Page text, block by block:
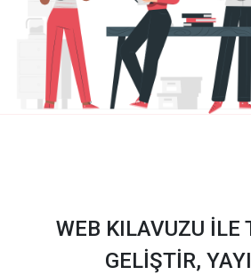
WEB KILAVUZU İLE
GELİŞTİR,